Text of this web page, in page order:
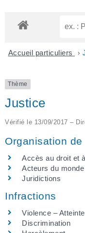
Accueil particuliers >
Thème
Justice
Vérifié le 13/09/2017 –
Organisation
Accès au droit et
Acteurs du
Juridictions
Infractions
Violence –
Discrimination